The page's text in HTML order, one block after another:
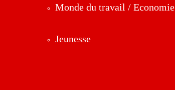
Monde du travail / Economie
Jeunesse